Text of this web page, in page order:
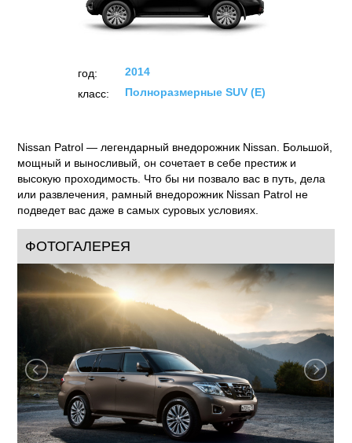
год:
2014
класс:
Полноразмерные SUV (E)
Nissan Patrol — легендарный внедорожник Nissan. Большой,
мощный и выносливый, он сочетает в себе престиж и
высокую проходимость. Что бы ни позвало вас в путь, дела
или развлечения, рамный внедорожник Nissan Patrol не
подведет вас даже в самых суровых условиях.
ФОТОГАЛЕРЕЯ